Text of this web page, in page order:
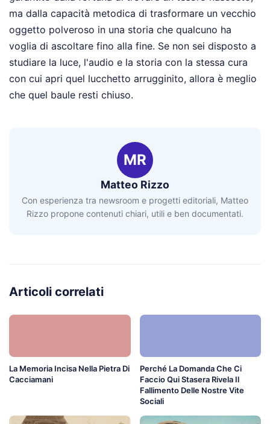
ma dalla capacità metodica di trasformare un vecchio
oggetto polveroso in una storia che qualcuno ha
voglia di ascoltare fino alla fine. Se non sei disposto a
studiare la luce, l'audio e la storia con la stessa cura
con cui apri quel lucchetto arrugginito, allora è meglio
che quel baule resti chiuso.
MR
Matteo Rizzo
Con esperienza tra newsroom e progetti editoriali, Matteo
Rizzo propone contenuti chiari, utili e ben documentati.
Articoli correlati
La Memoria Incisa Nella Pietra Di
Cacciamani
Perché La Domanda Che Ci
Faccio Qui Stasera Rivela Il
Fallimento Delle Nostre Vite
Sociali